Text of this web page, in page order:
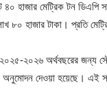
হাজার মেট্রিক টন ডিএপি
হাজার টাকা। প্রতি
২০২৫-২০২৬ অর্থবছরের জন্য
অনুমোদন দেওয়া হয়েছে।